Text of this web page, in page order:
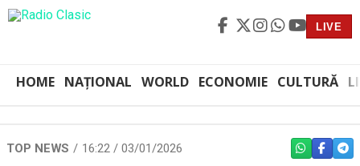
LIVE
HOME NAȚIONAL WORLD ECONOMIE CULTURĂ
TOP NEWS 16:22 / 03/01/2026 WHATSAPP